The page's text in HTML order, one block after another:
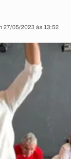
27/05/2023 às 13:52